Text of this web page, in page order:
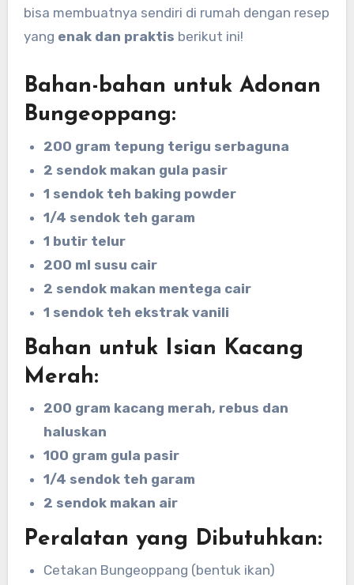
bisa membuatnya sendiri di rumah dengan resep
yang enak dan praktis berikut ini!
Bahan-bahan untuk Adonan
Bungeoppang:
200 gram tepung terigu serbaguna
2 sendok makan gula pasir
1 sendok teh baking powder
1/4 sendok teh garam
1 butir telur
200 ml susu cair
2 sendok makan mentega cair
1 sendok teh ekstrak vanili
Bahan untuk Isian Kacang
Merah:
200 gram kacang merah, rebus dan
haluskan
100 gram gula pasir
1/4 sendok teh garam
2 sendok makan air
Peralatan yang Dibutuhkan:
Cetakan Bungeoppang (bentuk ikan)